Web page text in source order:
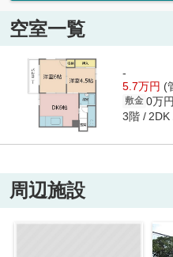
空室一覧
-
5.7万円 (
敷金 0万円
3階 2DK
周辺施設